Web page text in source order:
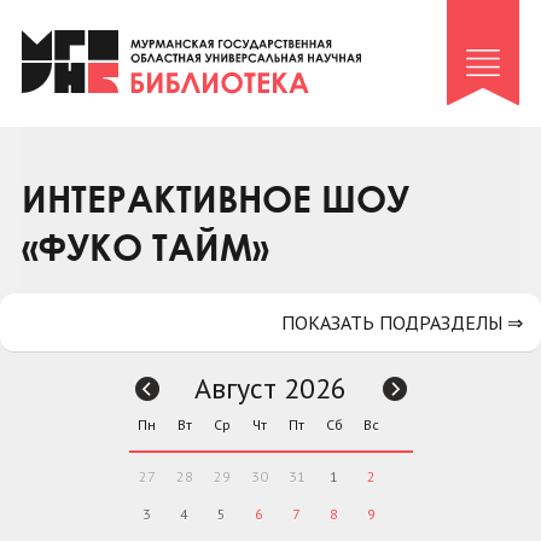
Клуб «Гиря и сельдерей»
Клуб «Семейный архив»
Коллегам
Контакты
ИНТЕРАКТИВНОЕ ШОУ
«ФУКО ТАЙМ»
ПОКАЗАТЬ ПОДРАЗДЕЛЫ ⇒
Август 2026
Пн Вт Ср Чт Пт Сб Вс
27 28 29 30 31 1 2
3 4 5 6 7 8 9